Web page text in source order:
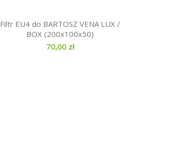
Filtr EU4 do BARTOSZ VENA LUX /
BOX (200x100x50)
70,00 zł